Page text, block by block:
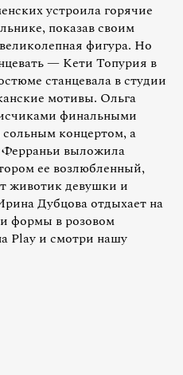
устроила горячие
показав своим
фигура. Но
— Кети Топурия в
станцевала в студии
мотивы. Ольга
финальными
концертом, а
выложила
ее возлюбленный,
животик девушки и
Дубцова отдыхает на
формы в розовом
Play и смотри нашу